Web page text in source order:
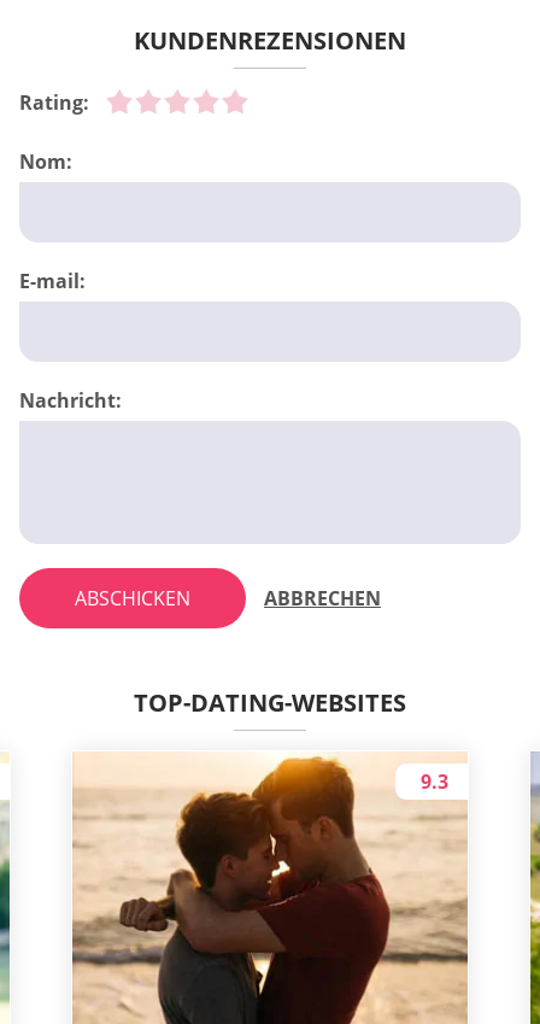
KUNDENREZENSIONEN
Rating:
Nom:
E-mail:
Nachricht:
ABSCHICKEN ABBRECHEN
TOP-DATING-WEBSITES
9.3